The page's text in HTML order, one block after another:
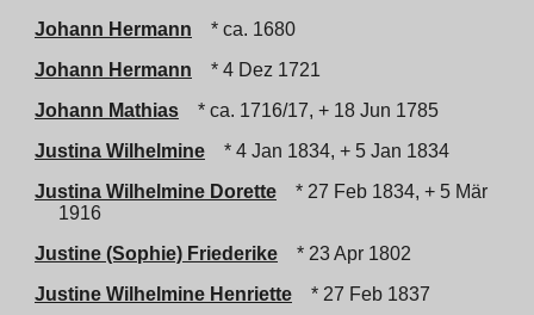
Johann Hermann
* ca. 1680
Johann Hermann
* 4 Dez 1721
Johann Mathias
* ca. 1716/17, + 18 Jun 1785
Justina Wilhelmine
* 4 Jan 1834, + 5 Jan 1834
Justina Wilhelmine Dorette
* 27 Feb 1834, + 5 Mär
1916
Justine (Sophie) Friederike
* 23 Apr 1802
Justine Wilhelmine Henriette
* 27 Feb 1837